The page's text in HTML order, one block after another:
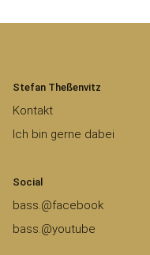
Stefan Theßenvitz
Kontakt
Ich bin gerne dabei
Social
bass.@facebook
bass.@youtube